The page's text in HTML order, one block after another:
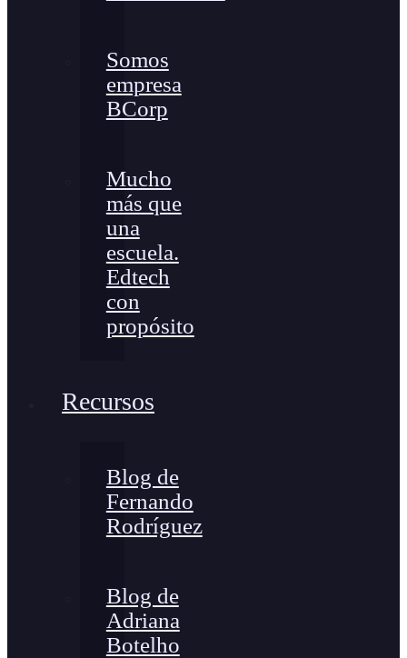
Somos
empresa
BCorp
Mucho
más que
una
escuela.
Edtech
con
propósito
Recursos
Blog de
Fernando
Rodríguez
Blog de
Adriana
Botelho